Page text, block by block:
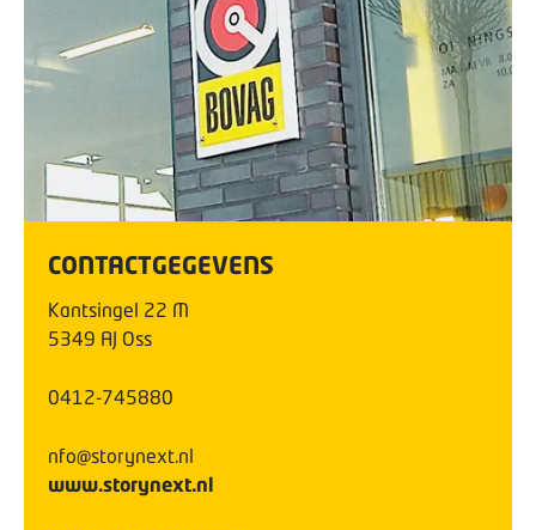
CONTACTGEGEVENS
Kantsingel 22 M
5349 AJ Oss
0412-745880
nfo@storynext.nl
www.storynext.nl